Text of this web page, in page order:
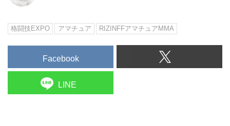
格闘技EXPO アマチュア RIZINFFアマチュアMMA
Facebook
LINE